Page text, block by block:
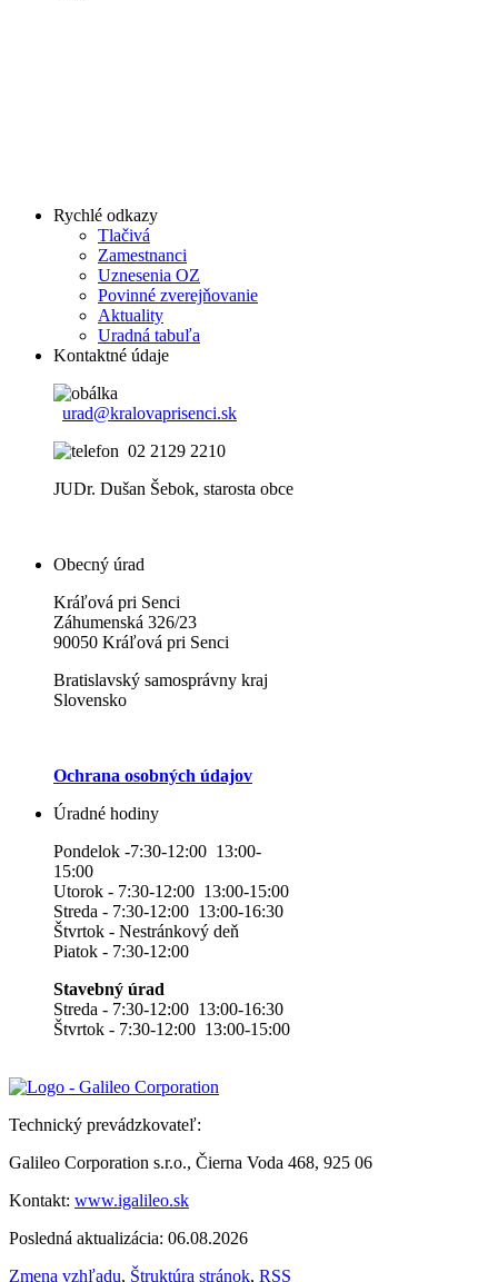
Rychlé odkazy
Tlačivá
Zamestnanci
Uznesenia OZ
Povinné zverejňovanie
Aktuality
Uradná tabuľa
Kontaktné údaje
urad@kralovaprisenci.sk
02 2129 2210
JUDr. Dušan Šebok, starosta obce
Obecný úrad
Kráľová pri Senci
Záhumenská 326/23
90050 Kráľová pri Senci
Bratislavský samosprávny kraj
Slovensko
Ochrana osobných údajov
Úradné hodiny
Pondelok -7:30-12:00 13:00-
15:00
Utorok - 7:30-12:00 13:00-15:00
Streda - 7:30-12:00 13:00-16:30
Štvrtok - Nestránkový deň
Piatok - 7:30-12:00
Stavebný úrad
Streda - 7:30-12:00 13:00-16:30
Štvrtok - 7:30-12:00 13:00-15:00
Technický prevádzkovateľ:
Galileo Corporation s.r.o., Čierna Voda 468, 925 06
Kontakt: www.igalileo.sk
Posledná aktualizácia: 06.08.2026
Zmena vzhľadu, Štruktúra stránok, RSS